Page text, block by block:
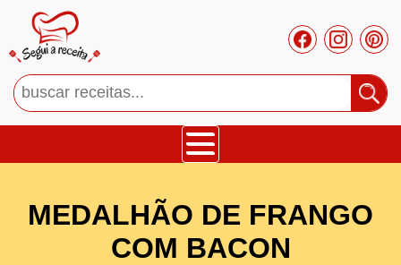
MEDALHÃO DE FRANGO
COM BACON